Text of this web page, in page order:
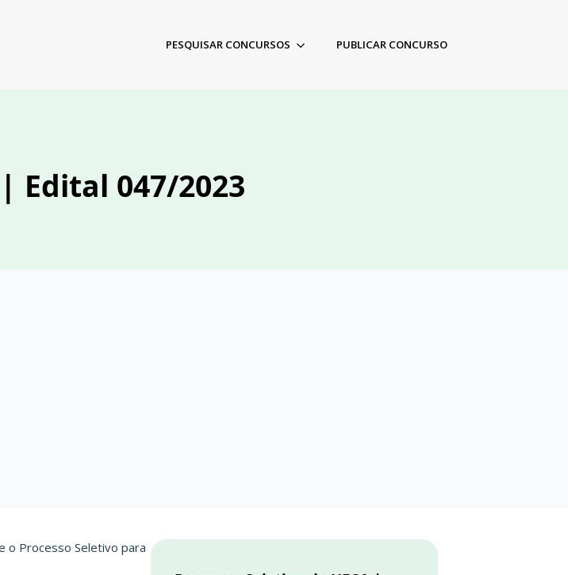
PESQUISAR CONCURSOS PUBLICAR CONCURSO
Edital 047/2023
o Processo Seletivo para